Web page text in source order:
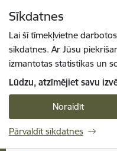
Sīkdatnes
Lai šī tīmekļvietne
sīkdatnes. Ar Jūsu
izmantotas statistikas un
Lūdzu, atzīmējiet savu
Noraidīt
Pārvaldīt sīkdatnes